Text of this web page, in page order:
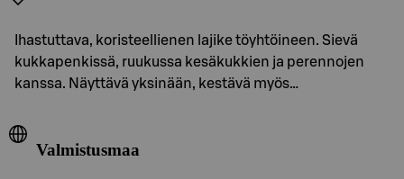
Ihastuttava, koristeellienen lajike töyhtöineen. Sievä
kukkapenkissä, ruukussa kesäkukkien ja perennojen
kanssa. Näyttävä yksinään, kestävä myös…
Valmistusmaa